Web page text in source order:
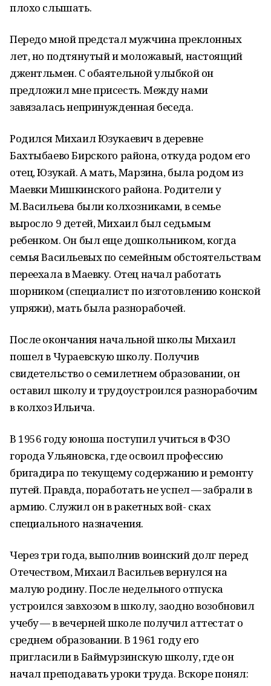
плохо слышать.
Передо мной предстал мужчина преклонных
лет, но подтянутый и моложавый, настоящий
джентльмен. С обаятельной улыбкой он
предложил мне присесть. Между нами
завязалась непринужденная беседа.
Родился Михаил Юзукаевич в деревне
Бахтыбаево Бирского района, откуда родом его
отец, Юзукай. А мать, Марзина, была родом из
Маевки Мишкинского района. Родители у
М. Васильева были колхозниками, в семье
выросло 9 детей, Михаил был седьмым
ребенком. Он был еще дошкольником, когда
семья Васильевых по семейным обстоятельствам
переехала в Маевку. Отец начал работать
шорником (специалист по изготовлению конской
упряжи), мать была разнорабочей.
После окончания начальной школы Михаил
пошел в Чураевскую школу. Получив
свидетельство о семилетнем образовании, он
оставил школу и трудоустроился разнорабочим
в колхоз Ильича.
В 1956 году юноша поступил учиться в ФЗО
города Ульяновска, где освоил профессию
бригадира по текущему содержанию и ремонту
путей. Правда, поработать не успел — забрали в
армию. Служил он в ракетных вой- сках
специального назначения.
Через три года, выполнив воинский долг перед
Отечеством, Михаил Васильев вернулся на
малую родину. После недельного отпуска
устроился завхозом в школу, заодно возобновил
учебу — в вечерней школе получил аттестат о
среднем образовании. В 1961 году его
пригласили в Баймурзинскую школу, где он
начал преподавать уроки труда. Вскоре понял: